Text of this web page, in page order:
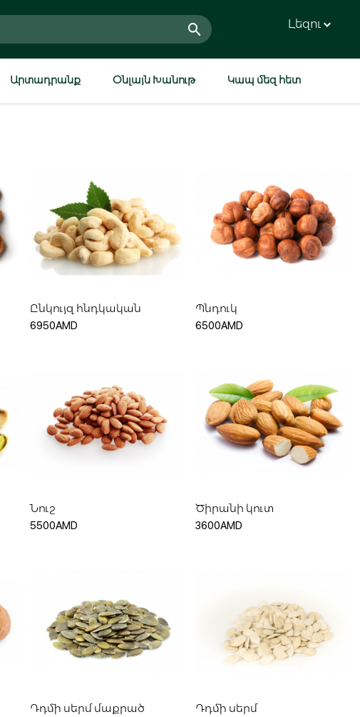
Գրանցվել
Հիշել ինձ
Լեզու
Արտադրանք Օնլայն Խանութ Կապ մեզ հետ
Ընկույզ հնդկական
6950AMD
Պնդուկ
6500AMD
Նուշ
5500AMD
Ծիրանի կուտ
3600AMD
Դդմի սերմ մաքրած
Ավելացնել զամբյուղ
Դդմի սերմ
Ավելացնել զամբյուղ